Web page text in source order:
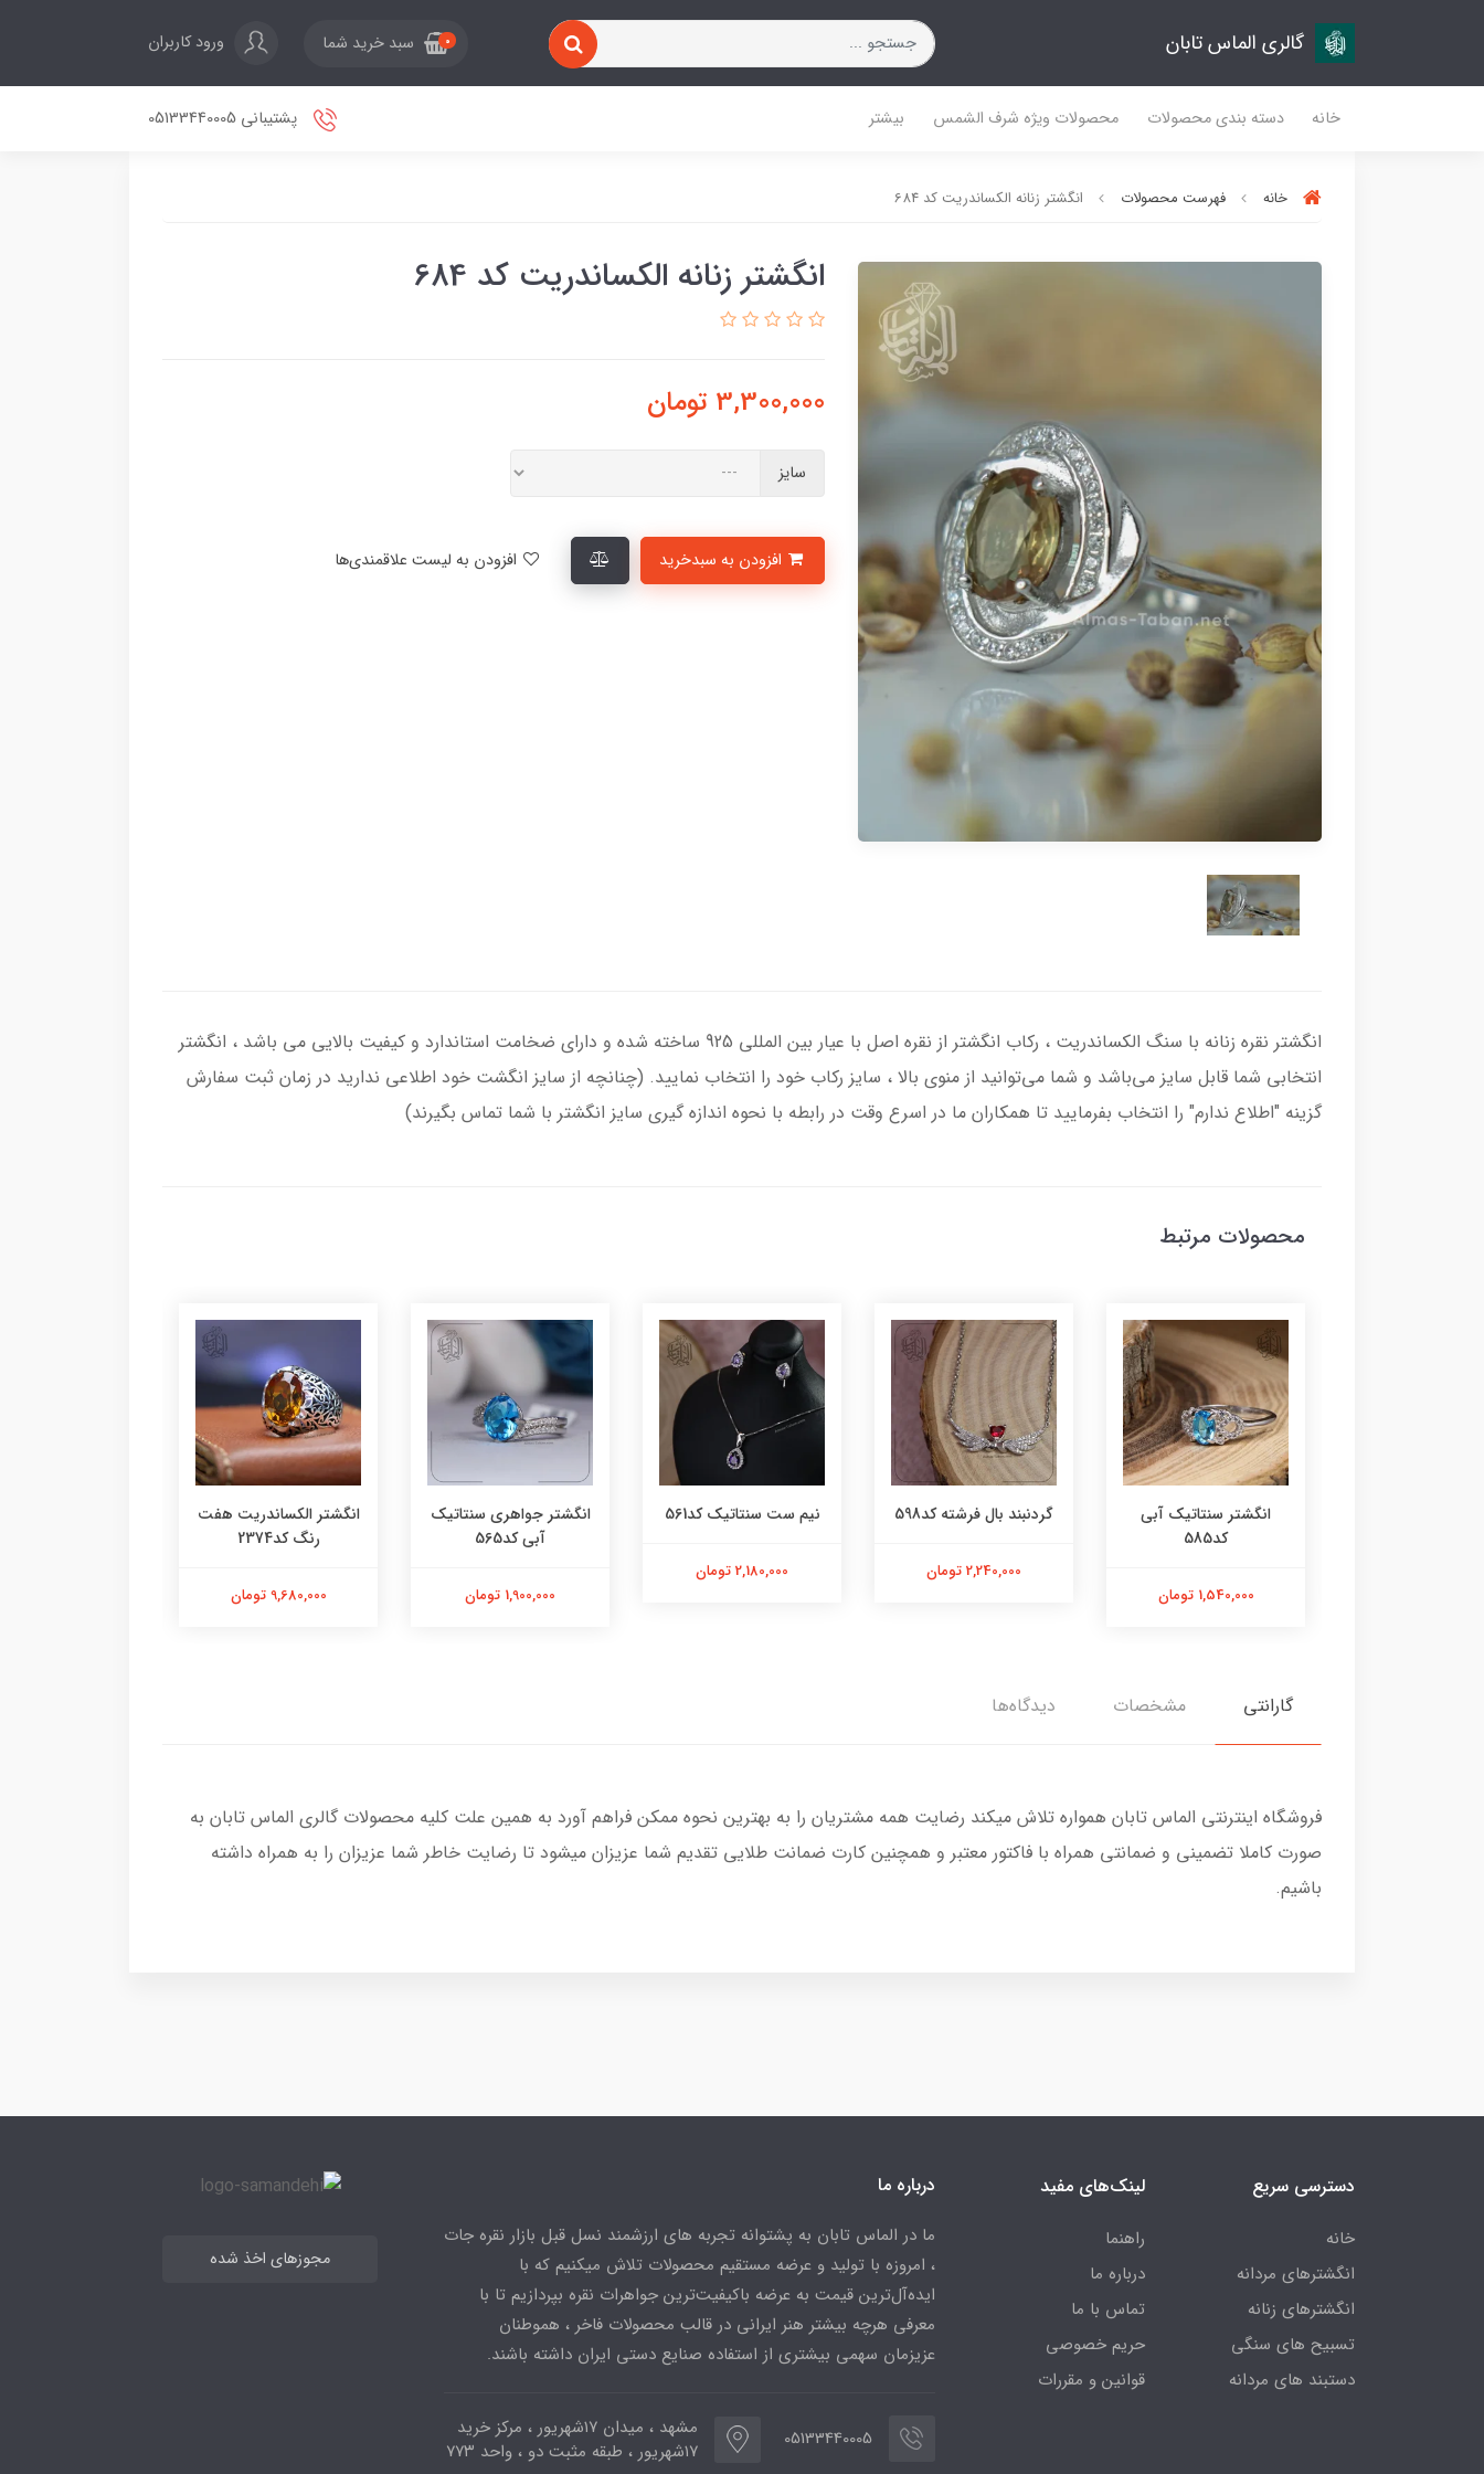
گالری الماس تابان 0 سبد خرید شما ورود کاربران
خانه دسته بندی محصولات محصولات ویژه شرف الشمس بیشتر پشتیبانی 05133440005
خانه فهرست محصولات انگشتر زنانه الکساندریت کد 684
انگشتر زنانه الکساندریت کد 684
3,300,000 تومان
سایز
انگشتر نقره زنانه با سنگ الکساندریت ، رکاب انگشتر از نقره اصل با عیار بین المللی 925 ساخته شده و دارای ضخامت استاندارد و کیفیت بالایی می‌ باشد ، انگشتر
انتخابی شما قابل سایز می‌باشد و شما می‌توانید از منوی بالا ، سایز رکاب خود را انتخاب نمایید. (چنانچه از سایز انگشت خود اطلاعی ندارید در زمان ثبت سفارش
گزینه "اطلاع ندارم" را انتخاب بفرمایید تا همکاران ما در اسرع وقت در رابطه با نحوه اندازه گیری سایز انگشتر با شما تماس بگیرند)
محصولات مرتبط
انگشتر سنتاتیک آبی
کد585
1,540,000 تومان
گردنبند بال فرشته کد598
2,240,000 تومان
نیم ست سنتاتیک کد561
2,180,000 تومان
انگشتر جواهری سنتاتیک
آبی کد565
1,900,000 تومان
انگشتر الکساندریت هفت
رنگ کد2374
9,680,000 تومان
گارانتی مشخصات دیدگاه‌ها
فروشگاه اینترنتی الماس تابان همواره تلاش میکند رضایت همه مشتریان را به بهترین نحوه ممکن فراهم آورد به همین علت کلیه محصولات گالری الماس تابان به
صورت کاملا تضمینی و ضمانتی همراه با فاکتور معتبر و همچنین کارت ضمانت طلایی تقدیم شما عزیزان میشود تا رضایت خاطر شما عزیزان را به همراه داشته
باشیم.
دسترسی سریع
خانه
انگشترهای مردانه
انگشترهای زنانه
تسبیح های سنگی
دستبند های مردانه
لینک‌های مفید
راهنما
درباره ما
تماس با ما
حریم خصوصی
قوانین و مقررات
درباره ما
ما در الماس تابان به پشتوانه تجربه های ارزشمند نسل قبل بازار نقره جات
، امروزه با تولید و عرضه مستقیم محصولات تلاش میکنیم که با
ایده‌آل‌ترین قیمت به عرضه باکیفیت‌ترین جواهرات نقره بپردازیم تا با
معرفی هرچه بیشتر هنر ایرانی در قالب محصولات فاخر ، هموطنان
عزیزمان سهمی بیشتری از استفاده صنایع دستی ایران داشته باشند.
05133440005
مشهد ، میدان ۱۷شهریور ، مرکز خرید
۱۷شهریور ، طبقه مثبت دو ، واحد ۷۷۳
مجوزهای اخذ شده